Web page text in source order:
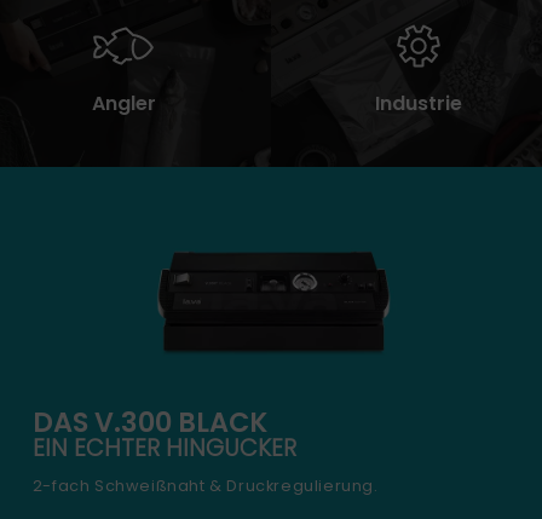
Angler Industrie
DAS V.300 BLACK
EIN ECHTER HINGUCKER
2-fach Schweißnaht & Druckregulierung.